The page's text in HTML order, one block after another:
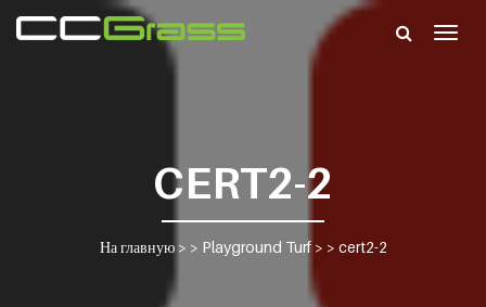
CERT2-2
На главную> > Playground Turf> > cert2-2